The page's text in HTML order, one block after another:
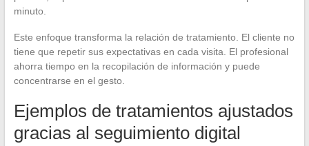
minuto.
Este enfoque transforma la relación de tratamiento. El cliente no
tiene que repetir sus expectativas en cada visita. El profesional
ahorra tiempo en la recopilación de información y puede
concentrarse en el gesto.
Ejemplos de tratamientos ajustados
gracias al seguimiento digital